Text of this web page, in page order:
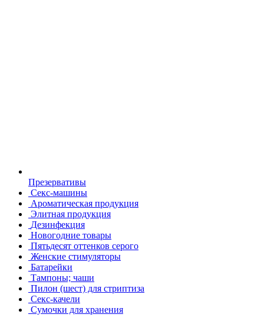
Презервативы
Секс-машины
Ароматическая продукция
Элитная продукция
Дезинфекция
Новогодние товары
Пятьдесят оттенков серого
Женские стимуляторы
Батарейки
Тампоны; чаши
Пилон (шест) для стриптиза
Секс-качели
Сумочки для хранения